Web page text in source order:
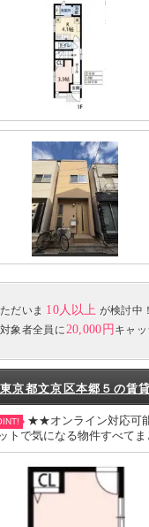
ただいま 10人以上 が検討中！
対象者全員に20,000円 キャッ
東京都文京区本郷５の賃
★★オンライン対応
トで気になる物件すべてま